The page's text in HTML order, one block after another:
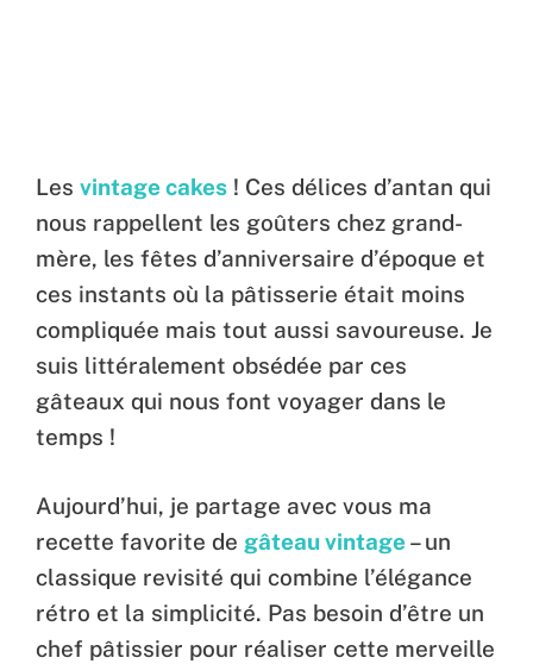
Les vintage cakes ! Ces délices d’antan qui
nous rappellent les goûters chez grand-
mère, les fêtes d’anniversaire d’époque et
ces instants où la pâtisserie était moins
compliquée mais tout aussi savoureuse. Je
suis littéralement obsédée par ces
gâteaux qui nous font voyager dans le
temps !
Aujourd’hui, je partage avec vous ma
recette favorite de gâteau vintage – un
classique revisité qui combine l’élégance
rétro et la simplicité. Pas besoin d’être un
chef pâtissier pour réaliser cette merveille